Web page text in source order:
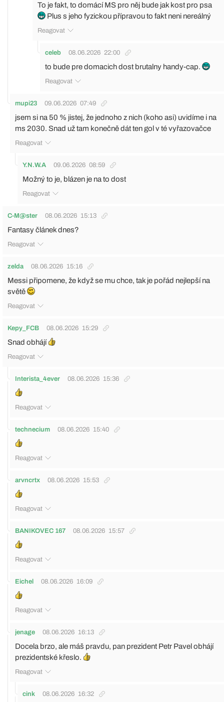
To je fakt, to domácí MS pro něj bude jak kost pro psa
Plus s jeho fyzickou přípravou to fakt neni nereálný
Reagovat
celeb 08.06.2026 22:00
to bude pre domacich dost brutalny handy-cap.
Reagovat
mupi23 09.06.2026 07:49
jsem si na 50 % jistej, že jednoho z nich (koho asi) uvidíme i na
ms 2030. Snad už tam konečně dát ten gol v té vyřazovačce
Reagovat
Y.N.W.A 09.06.2026 08:59
Možný to je, blázen je na to dost
Reagovat
C-M@ster 08.06.2026 15:13
Fantasy článek dnes?
Reagovat
zelda 08.06.2026 15:16
Messi připomene, že když se mu chce, tak je pořád nejlepší na
světě
Reagovat
Kepy_FCB 08.06.2026 15:29
Snad obhájí
Reagovat
Interista_4ever 08.06.2026 15:36
Reagovat
technecium 08.06.2026 15:40
Reagovat
arvncrtx 08.06.2026 15:53
Reagovat
BANIKOVEC 167 08.06.2026 15:57
Reagovat
Eichel 08.06.2026 16:09
Reagovat
jenage 08.06.2026 16:13
Docela brzo, ale máš pravdu, pan prezident Petr Pavel obhájí
prezidentské křeslo.
Reagovat
cink 08.06.2026 16:32